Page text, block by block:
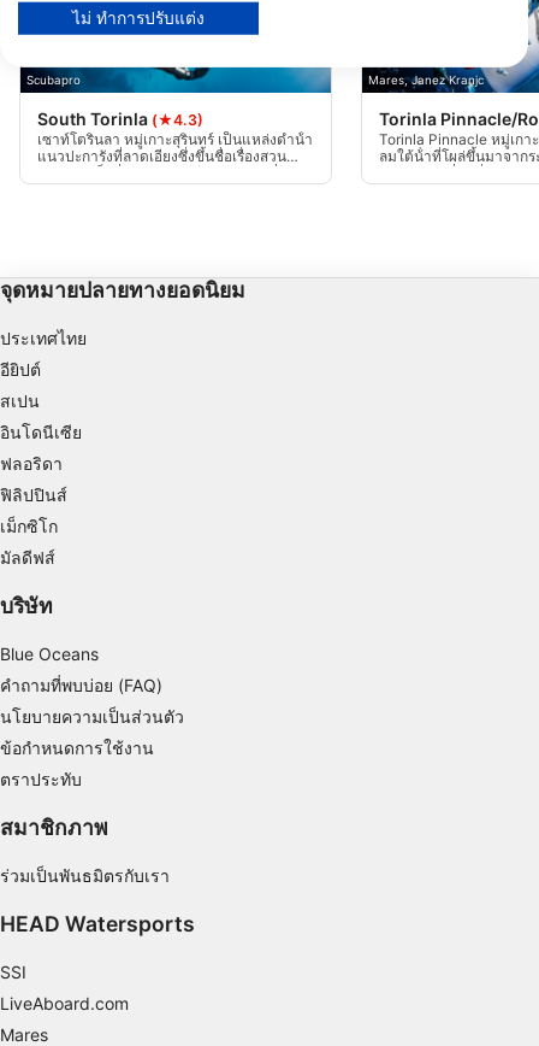
Scubapro
South Torinla (★4.3)
เซาท์โตรินลา หมู่เกาะสุรินทร์ เป็นแหล่งดําน้ํา
แนวปะการังที่ลาดเอียงซึ่งขึ้นชื่อเรื่องสวน
ปะการังแข็งที่กว้างขวาง มีภูมิประเทศที่หลาก
หลายพร้อมผืนทรายและการก่อตัวของหิน
Mares, Janez Kranjc
Torinla Pinnacle/
Torinla Pinnacle หมู่เกา
ลมใต้น้ําที่โผล่ขึ้นมาจาก
ภูมิประเทศที่น่าทึ่งของก
ขนาดใหญ่และความลึกที่
จุดหมายปลายทางยอดนิยม
ประเทศไทย
อียิปต์
สเปน
อินโดนีเซีย
ฟลอริดา
ฟิลิปปินส์
เม็กซิโก
มัลดีฟส์
บริษัท
Blue Oceans
คำถามที่พบบ่อย (FAQ)
นโยบายความเป็นส่วนตัว
ข้อกำหนดการใช้งาน
ตราประทับ
สมาชิกภาพ
ร่วมเป็นพันธมิตรกับเรา
HEAD Watersports
SSI
LiveAboard.com
Mares
เราใช้ข้อมูลของคุณเพื่อวัตถุประสงค์ดังต่อไปนี้:
Store and/or access information on a device
Use limited data to select advertising
Create profiles for personalised advertising
Create profiles to personalise content
Understand audiences through statistics or
combinations of data from different sources
คุณสมบัติพิเศษของ IAB:
Use precise geolocation data
Identify devices based on information
การโฆษณา
ไม่ ทำการปรับแต่ง